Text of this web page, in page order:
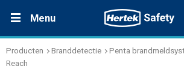
Menu
Oplossingen Productdocumentatie
+31 (0)495 584111
Producten Branddetectie Penta
Reach